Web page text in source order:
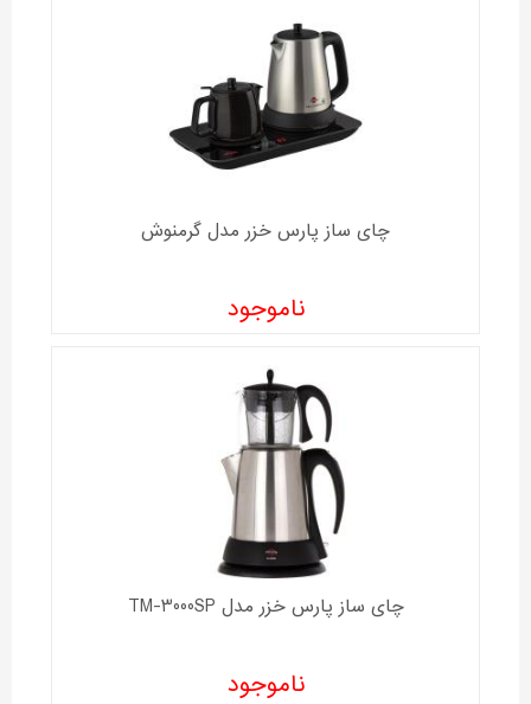
چای ساز پارس خزر مدل گرمنوش
ناموجود
چای ساز پارس خزر مدل TM-3000SP
ناموجود